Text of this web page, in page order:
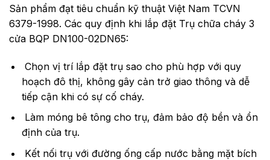
Sản phẩm đạt tiêu chuẩn kỹ thuật Việt Nam TCVN
6379-1998. Các quy định khi lắp đặt Trụ chữa cháy 3
cửa BQP DN100-02DN65:
Chọn vị trí lắp đặt trụ sao cho phù hợp với quy
hoạch đô thị, không gây cản trở giao thông và dễ
tiếp cận khi có sự cố cháy.
Làm móng bê tông cho trụ, đảm bảo độ bền và ổn
định của trụ.
Kết nối trụ với đường ống cấp nước bằng mặt bích